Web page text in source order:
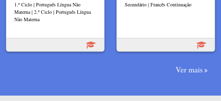
1.º Ciclo | Português Língua Não
Materna | 2.º Ciclo | Português Língua
Não Materna
Secundário | Francês Continuação
Ver mais